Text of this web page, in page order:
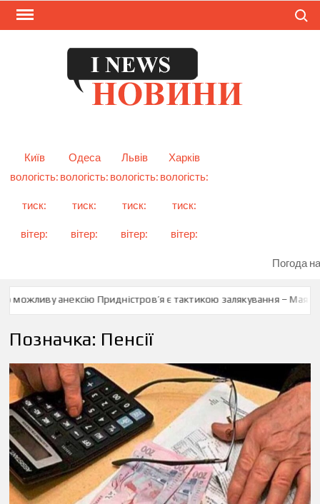
Skip
Київ
Одеса Львів
Харків
вологість:
тиск:
вітер:
вологість:
тиск:
вітер:
вологість:
тиск:
вітер:
вологість:
тиск:
вітер:
Погода
можливу анексію Придністров’я є тактикою залякування – Мая
Позначка: Пенсії